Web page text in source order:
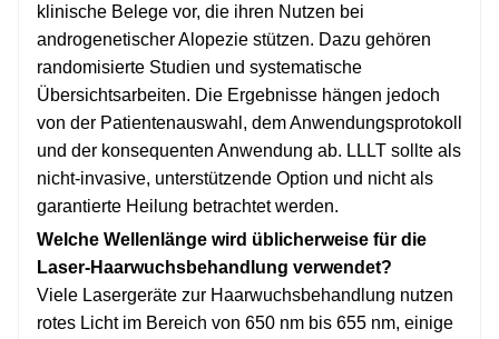
klinische Belege vor, die ihren Nutzen bei
androgenetischer Alopezie stützen. Dazu gehören
randomisierte Studien und systematische
Übersichtsarbeiten. Die Ergebnisse hängen jedoch
von der Patientenauswahl, dem Anwendungsprotokoll
und der konsequenten Anwendung ab. LLLT sollte als
nicht-invasive, unterstützende Option und nicht als
garantierte Heilung betrachtet werden.
Welche Wellenlänge wird üblicherweise für die
Laser-Haarwuchsbehandlung verwendet?
Viele Lasergeräte zur Haarwuchsbehandlung nutzen
rotes Licht im Bereich von 650 nm bis 655 nm, einige